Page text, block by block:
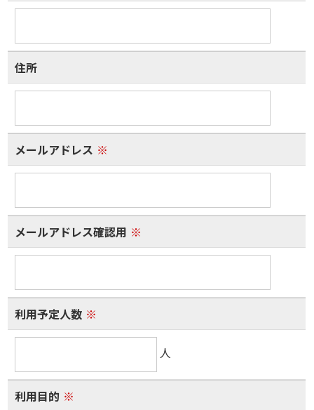
住所
メールアドレス ※
メールアドレス確認用 ※
利用予定人数 ※
人
利用目的 ※